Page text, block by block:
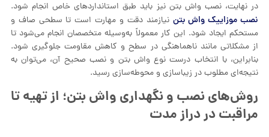
در نهایت، نصب واش بتن نیز باید طبق استانداردهای خاص انجام شود.
نصب موزاییک واش بتن نیازمند دقت و مهارت است تا سطحی صاف و
مستحکم ایجاد شود. این کار معمولاً به‌وسیله متخصصان انجام می‌شود تا
از مشکلاتی مانند ناهماهنگی در سطح و کاهش مقاومت جلوگیری شود.
بنابراین، با انتخاب درست نوع واش بتن و نصب صحیح آن، می‌توان به
نتیجه‌ای مطلوب در زیباسازی و محوطه‌سازی رسید.
روش‌های نصب و نگهداری واش بتن؛ از تهیه تا
مراقبت در دراز مدت